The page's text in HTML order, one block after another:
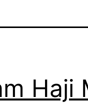
Haji